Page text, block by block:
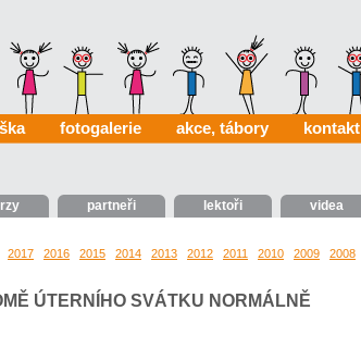
fotogalerie akce, tábory kontakt
partneři lektoři videa
2017 2016 2015 2014 2013 2012 2011 2010 2009 2008
ÚTERNÍHO SVÁTKU NORMÁLNĚ